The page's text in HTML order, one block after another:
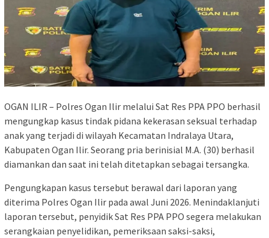
OGAN ILIR – Polres Ogan Ilir melalui Sat Res PPA PPO berhasil
mengungkap kasus tindak pidana kekerasan seksual terhadap
anak yang terjadi di wilayah Kecamatan Indralaya Utara,
Kabupaten Ogan Ilir. Seorang pria berinisial M.A. (30) berhasil
diamankan dan saat ini telah ditetapkan sebagai tersangka.
Pengungkapan kasus tersebut berawal dari laporan yang
diterima Polres Ogan Ilir pada awal Juni 2026. Menindaklanjuti
laporan tersebut, penyidik Sat Res PPA PPO segera melakukan
serangkaian penyelidikan, pemeriksaan saksi-saksi,